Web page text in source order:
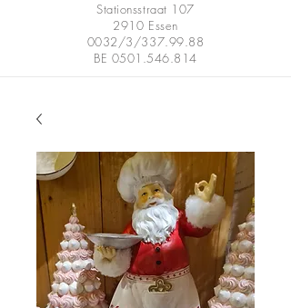
Stationsstraat 107
2910 Essen
0032/3/337.99.88
BE 0501.546.814